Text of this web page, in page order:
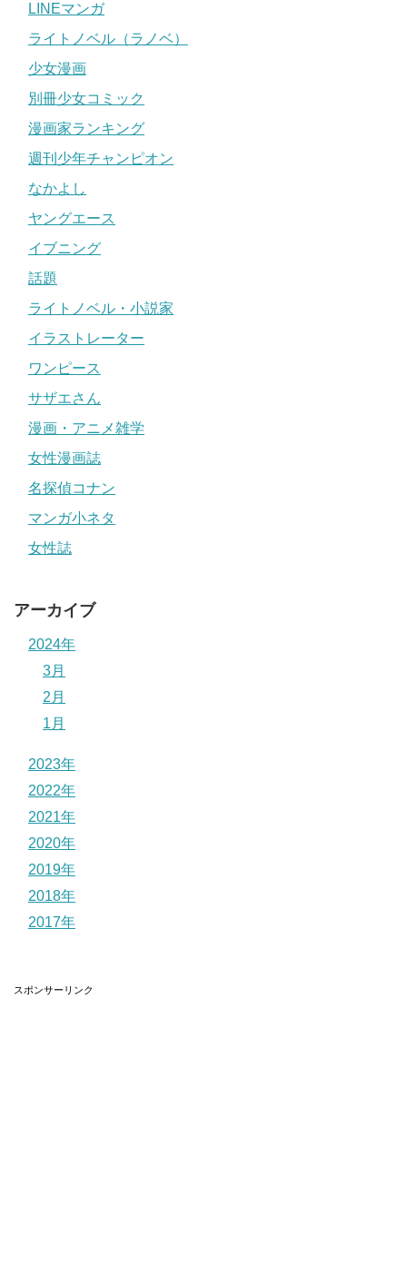
LINEマンガ
ライトノベル（ラノベ）
少女漫画
別冊少女コミック
漫画家ランキング
週刊少年チャンピオン
なかよし
ヤングエース
イブニング
話題
ライトノベル・小説家
イラストレーター
ワンピース
サザエさん
漫画・アニメ雑学
女性漫画誌
名探偵コナン
マンガ小ネタ
女性誌
アーカイブ
2024年
3月
2月
1月
2023年
2022年
2021年
2020年
2019年
2018年
2017年
スポンサーリンク